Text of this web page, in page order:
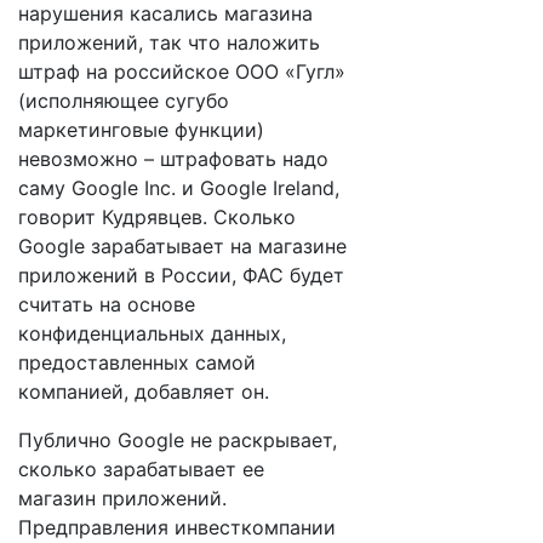
нарушения касались магазина
приложений, так что наложить
штраф на российское ООО «Гугл»
(исполняющее сугубо
маркетинговые функции)
невозможно – штрафовать надо
саму Google Inc. и Google Ireland,
говорит Кудрявцев. Сколько
Google зарабатывает на магазине
приложений в России, ФАС будет
считать на основе
конфиденциальных данных,
предоставленных самой
компанией, добавляет он.
Публично Google не раскрывает,
сколько зарабатывает ее
магазин приложений.
Предправления инвесткомпании